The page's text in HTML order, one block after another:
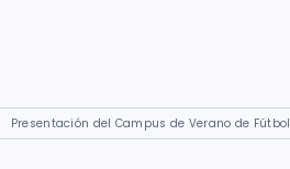
Presentación del Campus de Verano de Fútbol